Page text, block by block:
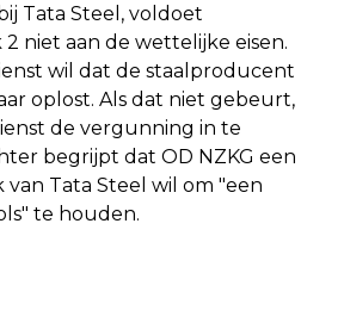
Tata Steel, voldoet
2 niet aan de wettelijke eisen.
wil dat de staalproducent
oplost. Als dat niet gebeurt,
de vergunning in te
begrijpt dat OD NZKG een
van Tata Steel wil om "een
te houden.